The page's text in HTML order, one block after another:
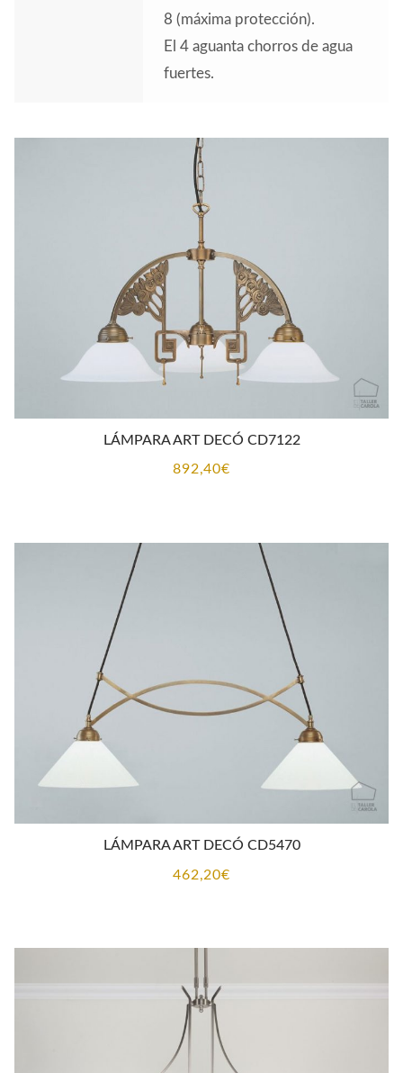
8 (máxima protección).
El 4 aguanta chorros de agua
fuertes.
LÁMPARA ART DECÓ CD7122
892,40€
LÁMPARA ART DECÓ CD5470
462,20€